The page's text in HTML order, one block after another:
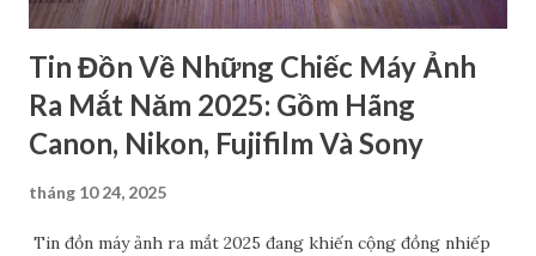
Tin Đồn Về Những Chiếc Máy Ảnh
Ra Mắt Năm 2025: Gồm Hãng
Canon, Nikon, Fujifilm Và Sony
tháng 10 24, 2025
Tin đồn máy ảnh ra mắt 2025 đang khiến cộng đồng nhiếp